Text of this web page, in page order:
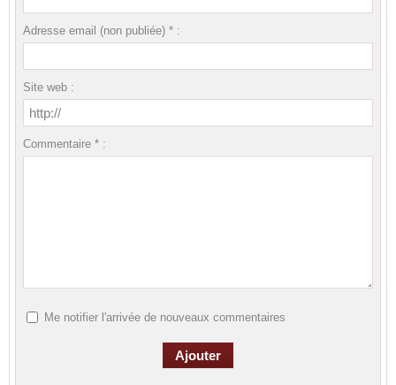
Adresse email (non publiée) * :
Site web :
Commentaire * :
Me notifier l'arrivée de nouveaux commentaires